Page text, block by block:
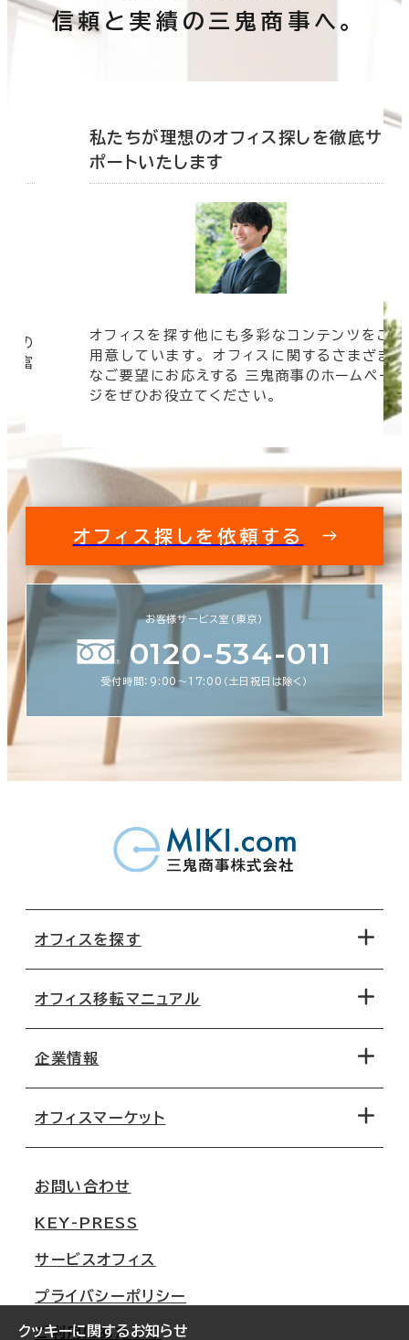
クッキーに関するお知らせ
信頼と実績の三鬼商事へ。
の
豊富
私たちが理想のオフィス探しを徹底サ
ポートいたします
オフィスを探す他にも多彩なコンテンツをご
用意しています。 オフィスに関するさまざま
なご要望にお応えする 三鬼商事のホームペー
ジをぜひお役立てください。
オフィス探しを依頼する
お客様サービス室（東京）
0120-534-011
受付時間：9:00〜17:00（土日祝日は除く）
オフィスを探す
地図から探す
路線・駅から探す
オフィス移転マニュアル
移転コストシミュレーション
移転スケジュール
オフィス移転Q&A
企業情報
オフィスマーケット
大阪
名古屋
札幌
仙台
お問い合わせ
KEY-PRESS
サービスオフィス
プライバシーポリシー
ご利用にあたって